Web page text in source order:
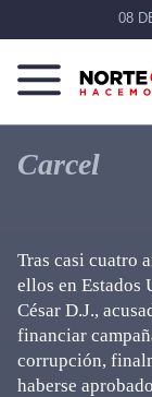
08
Norte
De
Más
que
noticias,
Carcel
Tras casi cuatro
ellos en Estados
César D.J.,
financiar
corrupción,
haberse